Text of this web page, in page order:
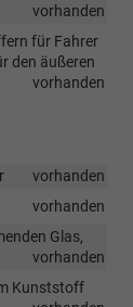
vorhanden
für Fahrer
den äußeren
vorhanden
vorhanden
vorhanden
Glas,
vorhanden
Kunststoff